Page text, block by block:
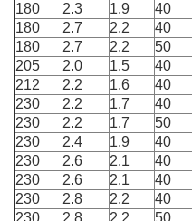
180
2.3 1.9 40
180
2.7 2.2 40
180
2.7 2.2 50
205
2.0 1.5 40
212
2.2 1.6 40
230
2.2 1.7 40
230
2.2 1.7 50
230
2.4 1.9 40
230
2.6 2.1 40
230
2.6 2.1 40
230
2.8 2.2 40
230
2.8 2.2 50